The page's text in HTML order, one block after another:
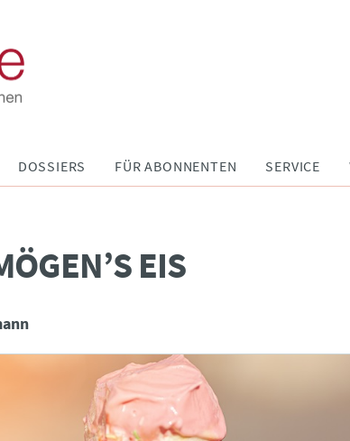
DOSSIERS FÜR ABONNENTEN SERVICE
EIS